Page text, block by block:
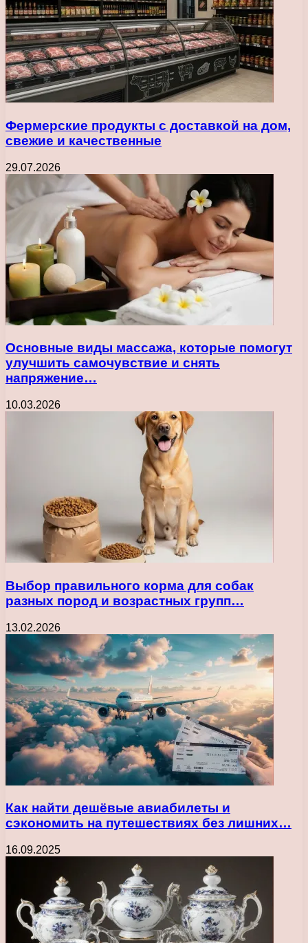
Фермерские продукты с доставкой на дом,
свежие и качественные
29.07.2026
Основные виды массажа, которые помогут
улучшить самочувствие и снять
напряжение…
10.03.2026
Выбор правильного корма для собак
разных пород и возрастных групп…
13.02.2026
Как найти дешёвые авиабилеты и
сэкономить на путешествиях без лишних…
16.09.2025